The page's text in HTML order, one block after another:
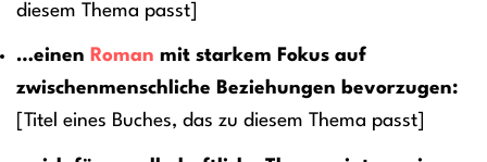
diesem Thema passt]
…einen Roman mit starkem Fokus auf
zwischenmenschliche Beziehungen bevorzugen:
[Titel eines Buches, das zu diesem Thema passt]